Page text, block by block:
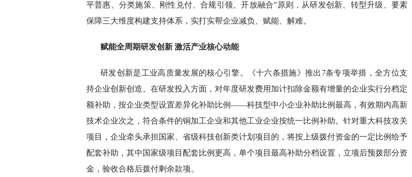
平普惠、分类施策、刚性兑付、合规引领、开放融合”原则，从研发创新、转型升级、要素
保障三大维度构建支持体系，实打实帮企业减负、赋能、解难。
赋能全周期研发创新 激活产业核心动能
研发创新是工业高质量发展的核心引擎。《十六条措施》推出7条专项举措，全方位支
持企业创新创造。在研发投入方面，对年度研发费用加计扣除金额有增量的企业实行分档定
额补助，按企业类型设置差异化补助比例——科技型中小企业补助比例最高，有效期内高新
技术企业次之，符合条件的铜加工企业和其他工业企业按统一比例补助。针对重大科技攻关
项目，企业牵头承担国家、省级科技创新类计划项目的，将按上级拨付资金的一定比例给予
配套补助，其中国家级项目配套比例更高，单个项目最高补助分档设置，立项后预拨部分资
金，验收合格后拨付剩余款项。